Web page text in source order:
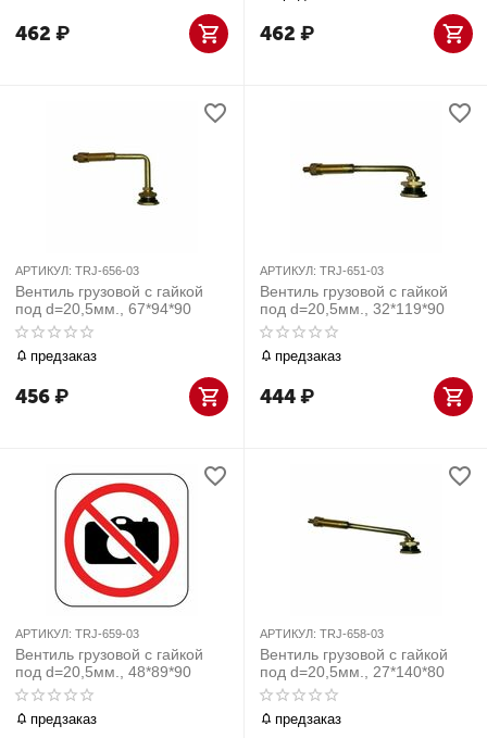
462 ₽ 462 ₽
АРТИКУЛ: TRJ-656-03
Вентиль грузовой с гайкой
под d=20,5мм., 67*94*90
предзаказ
456₽
АРТИКУЛ: TRJ-651-03
Вентиль грузовой с гайкой
под d=20,5мм., 32*119*90
предзаказ
444₽
АРТИКУЛ: TRJ-659-03
Вентиль грузовой с гайкой
под d=20,5мм., 48*89*90
предзаказ
АРТИКУЛ: TRJ-658-03
Вентиль грузовой с гайкой
под d=20,5мм., 27*140*80
предзаказ